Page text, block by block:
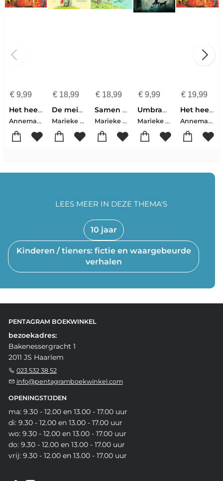
€9,99
Het heerlijke herfstboek
Annemarie Bon-Ruby Coene-Floor de Goede-Carry Slee-Manon Sikkel-Marianne Busser-Ron Schröder-Sjoerd Kuyper-Barbara Jurgens-Mirjam Oldenhave-Pieter Feller-Rindert Kromhout-Hanna Kraan-Nienke Peeters-Marieke Smithuis-Elisabeth Mollema-Cora Sakalli-Lucas van de Meerendonk-Marjet Huiberts-Marloes Kemming-Pamela Sharon
€18,99
De meisjes tegen de jongens
Marieke Smithuis
€ 18,99
Samen ben je niet alleen
Marieke Smithuis
€ 9,99
Umbrador
Marieke Smithuis
€ 19,99
Het heerlijke herfstboek
Annemarie Bon-Ruby Coene-Floor de Goede-Carry Slee-Manon Sikkel-Marianne Busser-Ron Schröder-Sjoerd Kuyper-Barbara Jurgens-Mirjam Oldenhave-Pieter Feller-Rindert Kromhout-Hanna Kraan-Nienke Peeters-Marieke Smithuis-Elisabeth Mollema-Cora Sakalli-Lucas van de Meerendonk-Marjet Huiberts-Marloes Kemming-Pamela Sharon
10 jaar
Kinderen / tieners: fictie en waargebeurde
verhalen
LEES MEER IN DEZE THEMA'S
PENTAGRAM BOEKWINKEL
bezoekadres:
Bakenessergracht 1
2011 JS Haarlem
023 532 38 52
info@pentagramboekwinkel.com
OPENINGSTIJDEN
ma: 9.30 - 12.00 en 13.00 - 17.00 uur
di: 9.30 - 12.00 en 13.00 - 17.00 uur
wo: 9.30 - 12.00 en 13.00 - 17.00 uur
do: 9.30 - 12.00 en 13.00 - 17.00 uur
vrij: 9.30 - 12.00 en 13.00 - 17.00 uur